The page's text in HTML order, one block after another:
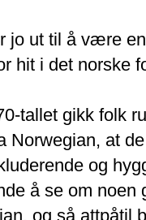
jo ut til å være
hit i det norske
tallet gikk folk
Norwegian, at
og
å se om noen
og så attpåtil